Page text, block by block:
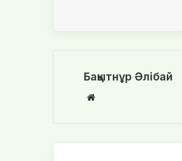
Бақытнұр Әлібай
te